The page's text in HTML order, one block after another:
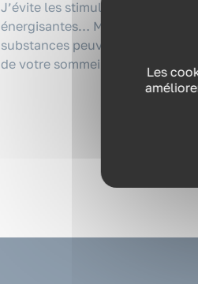
J’évite les stimulants et les
énergisantes… Mais aussi
substances peuvent donner
de votre sommeil et votre
Les